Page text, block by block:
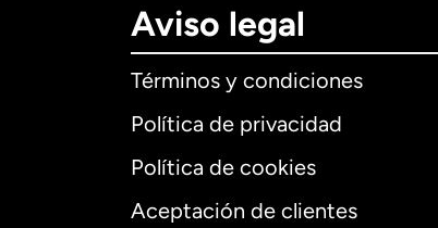
Aviso legal
Términos y condiciones
Política de privacidad
Política de cookies
Aceptación de clientes